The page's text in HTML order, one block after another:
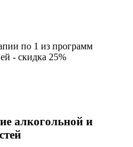
по 1 из программ
- скидка 25%
алкогольной и